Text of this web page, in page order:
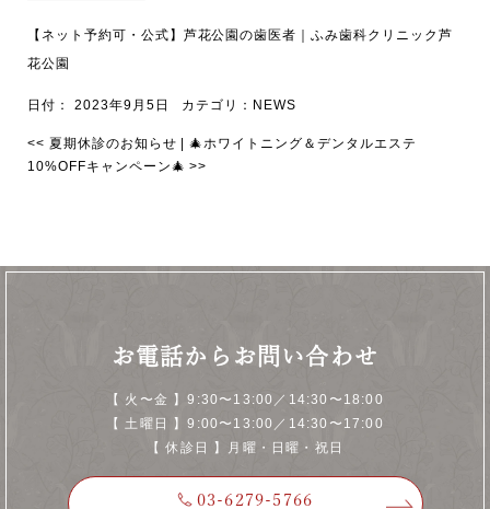
【ネット予約可・公式】芦花公園の歯医者｜ふみ歯科クリニック芦
花公園
日付： 2023年9月5日 カテゴリ： NEWS
<< 夏期休診のお知らせ |🎄ホワイトニング＆デンタルエステ
10%OFFキャンペーン🎄>>
お電話からお問い合わせ
【 火〜金 】9:30〜13:00／14:30〜18:00
【 土曜日 】9:00〜13:00／14:30〜17:00
【 休診日 】月曜・日曜・祝日
03-6279-5766